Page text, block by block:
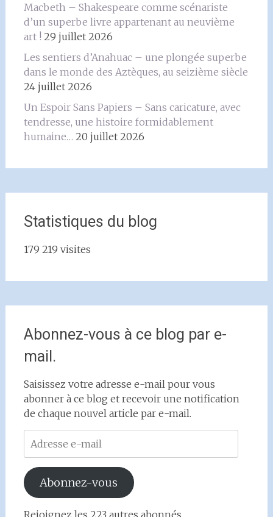
Macbeth – Shakespeare comme scénariste
d’un superbe livre appartenant au neuvième
art ! 29 juillet 2026
Les sentiers d’Anahuac – une plongée superbe
dans le monde des Aztèques, au seizième siècle
24 juillet 2026
Un Espoir Sans Papiers – Sans caricature, avec
tendresse, une histoire formidablement
humaine… 20 juillet 2026
Statistiques du blog
179 219 visites
Abonnez-vous à ce blog par e-
mail.
Saisissez votre adresse e-mail pour vous
abonner à ce blog et recevoir une notification
de chaque nouvel article par e-mail.
e-
mail
Abonnez-vous
Rejoignez les 223 autres abonnés